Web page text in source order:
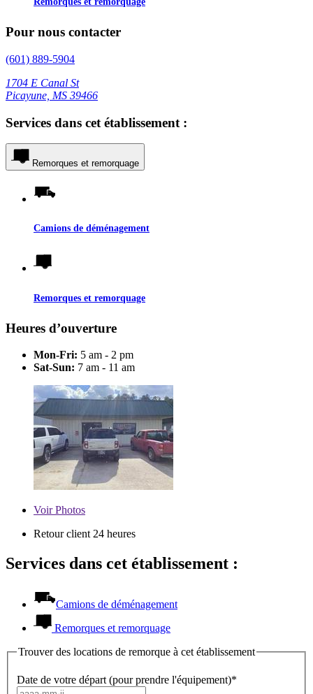
Pour nous contacter
(601) 889-5904
1704 E Canal St
Picayune, MS 39466
Services dans cet établissement :
Remorques et remorquage
Camions de déménagement
Remorques et remorquage
Heures d’ouverture
Mon-Fri: 5 am - 2 pm
Sat-Sun: 7 am - 11 am
VoirPhotos
Retour client 24 heures
Services dans cet établissement :
Camions de déménagement
Remorques et remorquage
Trouver des locations de remorque à cet établissement
Date de votre départ (pour prendre l'équipement)*